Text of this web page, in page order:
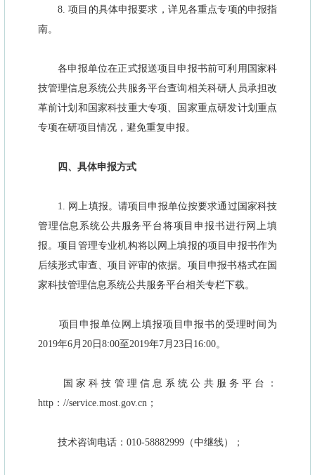
8. 项目的具体申报要求，详见各重点专项的申报指
南。
各申报单位在正式报送项目申报书前可利用国家科
技管理信息系统公共服务平台查询相关科研人员承担改
革前计划和国家科技重大专项、国家重点研发计划重点
专项在研项目情况，避免重复申报。
四、具体申报方式
1. 网上填报。请项目申报单位按要求通过国家科技
管理信息系统公共服务平台将项目申报书进行网上填
报。项目管理专业机构将以网上填报的项目申报书作为
后续形式审查、项目评审的依据。项目申报书格式在国
家科技管理信息系统公共服务平台相关专栏下载。
项目申报单位网上填报项目申报书的受理时间为
2019年6月20日8:00至2019年7月23日16:00。
国家科技管理信息系统公共服务平台：
http：//service.most.gov.cn；
技术咨询电话：010-58882999（中继线）；